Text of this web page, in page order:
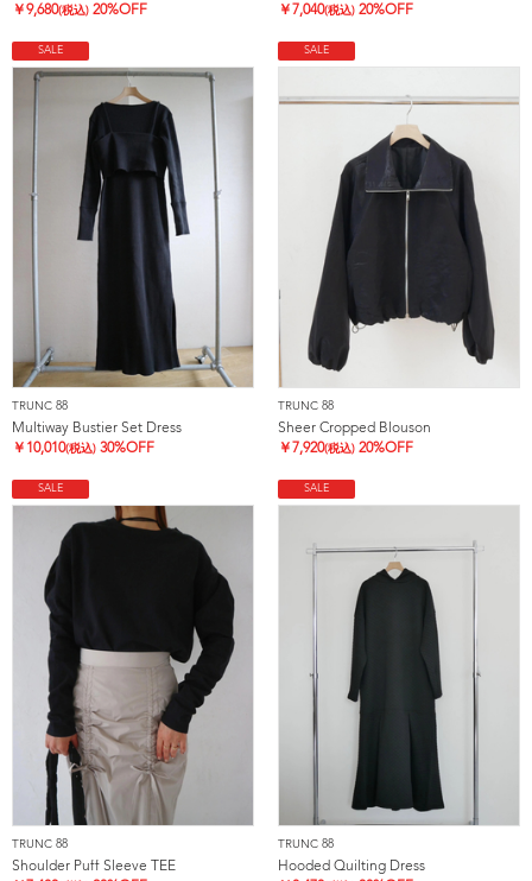
￥9,680(税込) 20%OFF
￥ 7,040(税込) 20%OFF
SALE
TRUNC 88
Multiway Bustier Set Dress
￥ 10,010(税込) 30%OFF
SALE
TRUNC 88
Sheer Cropped Blouson
￥ 7,920(税込) 20%OFF
SALE
TRUNC 88
Shoulder Puff Sleeve TEE
SALE
TRUNC 88
Hooded Quilting Dress